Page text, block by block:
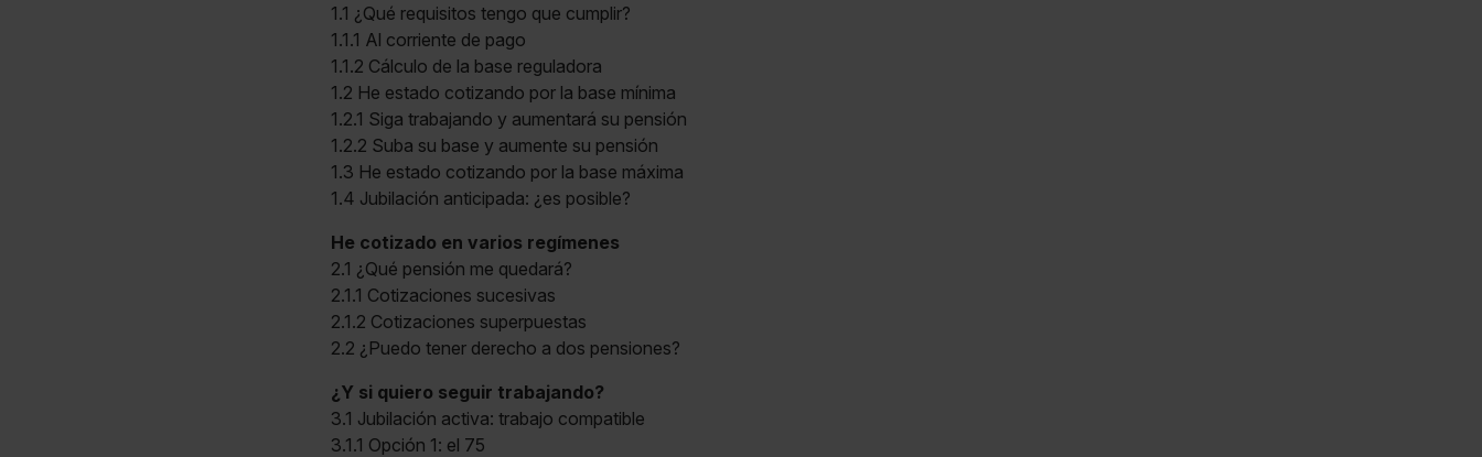
1.1 ¿Qué requisitos tengo que cumplir?
1.1.1 Al corriente de pago
1.1.2 Cálculo de la base reguladora
1.2 He estado cotizando por la base mínima
1.2.1 Siga trabajando y aumentará su pensión
1.2.2 Suba su base y aumente su pensión
1.3 He estado cotizando por la base máxima
1.4 Jubilación anticipada: ¿es posible?
He cotizado en varios regímenes
2.1 ¿Qué pensión me quedará?
2.1.1 Cotizaciones sucesivas
2.1.2 Cotizaciones superpuestas
2.2 ¿Puedo tener derecho a dos pensiones?
¿Y si quiero seguir trabajando?
3.1 Jubilación activa: trabajo compatible
3.1.1 Opción 1: el 75